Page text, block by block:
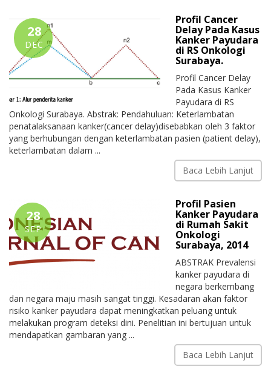
28
DEC
Profil Cancer
Delay Pada Kasus
Kanker Payudara
di RS Onkologi
Surabaya.
Profil Cancer Delay
Pada Kasus Kanker
Payudara di RS
Onkologi Surabaya. Abstrak: Pendahuluan: Keterlambatan
penatalaksanaan kanker(cancer delay)disebabkan oleh 3 faktor
yang berhubungan dengan keterlambatan pasien (patient delay),
keterlambatan dalam ...
Baca Lebih Lanjut
28
SEP
Profil Pasien
Kanker Payudara
di Rumah Sakit
Onkologi
Surabaya, 2014
ABSTRAK Prevalensi
kanker payudara di
negara berkembang
dan negara maju masih sangat tinggi. Kesadaran akan faktor
risiko kanker payudara dapat meningkatkan peluang untuk
melakukan program deteksi dini. Penelitian ini bertujuan untuk
mendapatkan gambaran yang ...
Baca Lebih Lanjut